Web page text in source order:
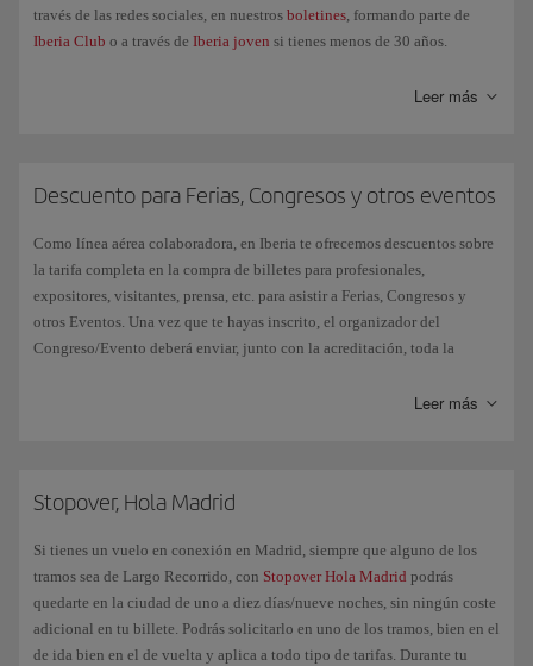
través de las redes sociales, en nuestros boletines, formando parte de
Iberia Club o a través de Iberia joven si tienes menos de 30 años.
Leer más
Descuento para Ferias, Congresos y otros eventos
Como línea aérea colaboradora, en Iberia te ofrecemos descuentos sobre
la tarifa completa en la compra de billetes para profesionales,
expositores, visitantes, prensa, etc. para asistir a Ferias, Congresos y
otros Eventos. Una vez que te hayas inscrito, el organizador del
Congreso/Evento deberá enviar, junto con la acreditación, toda la
Códigos de
Esta oferta es aplicable exclusivamente en vuelos cerrados (no
incluye Puente Aéreo) de Iberia y quedan excluidas las líneas con
código compartido.
No admite la aplicación de otros descuentos como pueden ser el de
Leer más
Stopover, Hola Madrid
Si tienes un vuelo en conexión en Madrid, siempre que alguno de los
tramos sea de Largo Recorrido, con Stopover Hola Madrid podrás
quedarte en la ciudad de uno a diez días/nueve noches, sin ningún coste
adicional en tu billete. Podrás solicitarlo en uno de los tramos, bien en el
de ida bien en el de vuelta y aplica a todo tipo de tarifas. Durante tu